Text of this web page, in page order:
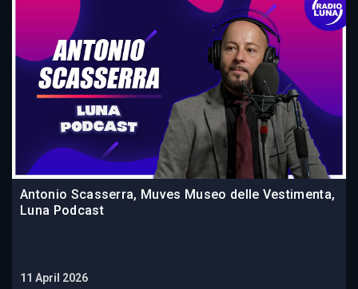
Antonio Scasserra, Muves Museo delle Vestimenta,
Luna Podcast
11 April 2026